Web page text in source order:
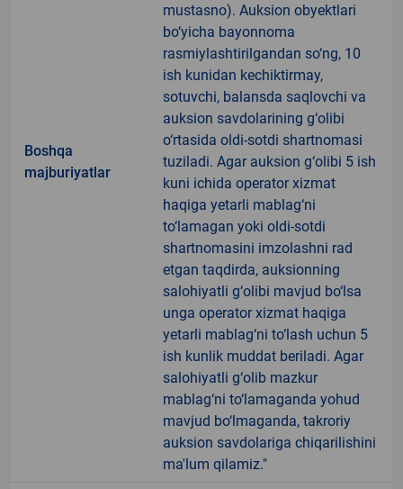
Boshqa
majburiyatlar
mustasno). Auksion obyektlari
bo‘yicha bayonnoma
rasmiylashtirilgandan so‘ng, 10
ish kunidan kechiktirmay,
sotuvchi, balansda saqlovchi va
auksion savdolarining g‘olibi
o‘rtasida oldi-sotdi shartnomasi
tuziladi. Agar auksion g‘olibi 5 ish
kuni ichida operator xizmat
haqiga yetarli mablag‘ni
to‘lamagan yoki oldi-sotdi
shartnomasini imzolashni rad
etgan taqdirda, auksionning
salohiyatli g‘olibi mavjud bo‘lsa
unga operator xizmat haqiga
yetarli mablag‘ni to‘lash uchun 5
ish kunlik muddat beriladi. Agar
salohiyatli g‘olib mazkur
mablag‘ni to‘lamaganda yohud
mavjud bo‘lmaganda, takroriy
auksion savdolariga chiqarilishini
ma'lum qilamiz."